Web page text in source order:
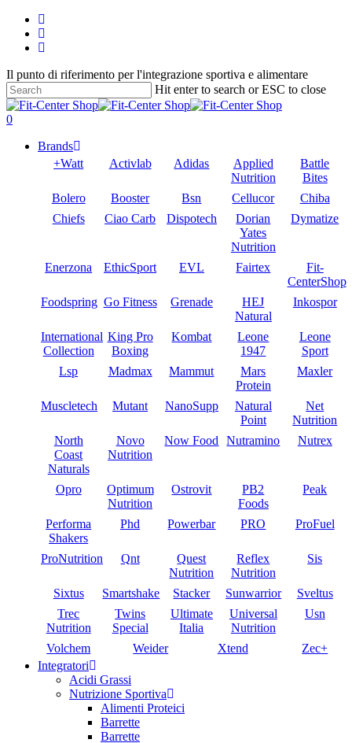
Skip
main
twitter
facebook
google-
Il punto di riferimento per l'integrazione sportiva e alimentare
Hit enter to search or ESC to close
Close
Search
search
account
0
Brands
+Watt
Activlab Adidas
Applied
Nutrition
Battle
Bites
Bolero
Booster Bsn Cellucor
Chiba
Chiefs
Ciao Carb Dispotech
Dorian
Yates
Nutrition
Dymatize
Enerzona EthicSport EVL Fairtex
Fit-
CenterShop
Foodspring Go Fitness Grenade
HEJ
Natural
Inkospor
International
Collection
King Pro
Boxing
Kombat
Leone
1947
Leone
Sport
Lsp
Madmax Mammut
Mars
Protein
Maxler
Muscletech Mutant NanoSupp
Natural
Point
Net
Nutrition
North
Coast
Naturals
Novo
Nutrition
Now Food Nutramino Nutrex
Opro
Optimum
Nutrition
Ostrovit
PB2
Foods
Peak
Performa
Shakers
Phd Powerbar PRO ProFuel
ProNutrition Qnt
Quest
Nutrition
Reflex
Nutrition
Sis
Sixtus Smartshake Stacker Sunwarrior
Sveltus
Trec
Nutrition
Twins
Special
Ultimate
Italia
Universal
Nutrition
Usn
Volchem Weider Xtend
Zec+
Integratori
Acidi Grassi
Nutrizione Sportiva
Alimenti Proteici
Barrette
Barrette